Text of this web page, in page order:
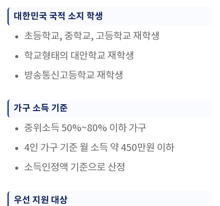
대한민국 국적 소지 학생
초등학교, 중학교, 고등학교 재학생
학교형태의 대안학교 재학생
방송통신고등학교 재학생
가구 소득 기준
중위소득 50%~80% 이하 가구
4인 가구 기준 월 소득 약 450만원 이하
소득인정액 기준으로 산정
우선 지원 대상